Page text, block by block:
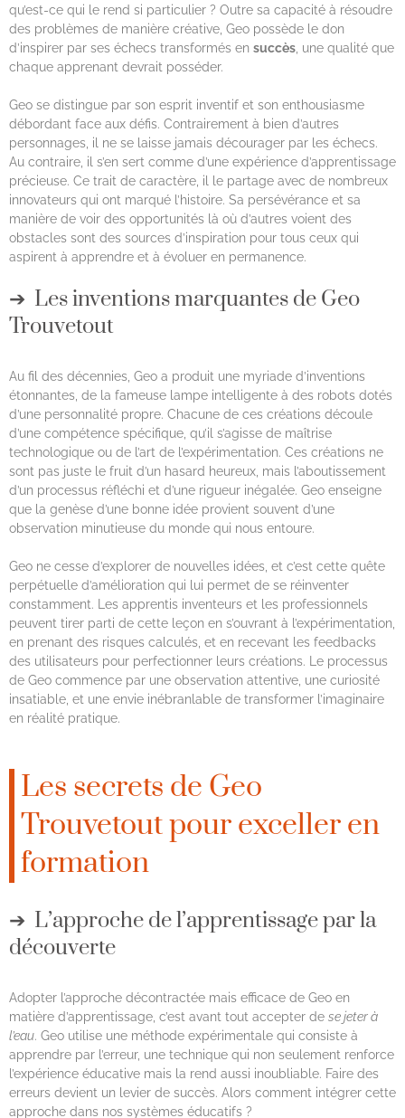
qu’est-ce qui le rend si particulier ? Outre sa capacité à résoudre
des problèmes de manière créative, Geo possède le don
d’inspirer par ses échecs transformés en succès , une qualité que
chaque apprenant devrait posséder.
Geo se distingue par son esprit inventif et son enthousiasme
débordant face aux défis. Contrairement à bien d’autres
personnages, il ne se laisse jamais décourager par les échecs.
Au contraire, il s’en sert comme d’une expérience d’apprentissage
précieuse. Ce trait de caractère, il le partage avec de nombreux
innovateurs qui ont marqué l’histoire. Sa persévérance et sa
manière de voir des opportunités là où d’autres voient des
obstacles sont des sources d’inspiration pour tous ceux qui
aspirent à apprendre et à évoluer en permanence.
Les inventions marquantes de Geo
Trouvetout
Au fil des décennies, Geo a produit une myriade d’inventions
étonnantes, de la fameuse lampe intelligente à des robots dotés
d’une personnalité propre. Chacune de ces créations découle
d’une compétence spécifique, qu’il s’agisse de maîtrise
technologique ou de l’art de l’expérimentation. Ces créations ne
sont pas juste le fruit d’un hasard heureux, mais l’aboutissement
d’un processus réfléchi et d’une rigueur inégalée. Geo enseigne
que la genèse d’une bonne idée provient souvent d’une
observation minutieuse du monde qui nous entoure.
Geo ne cesse d’explorer de nouvelles idées, et c’est cette quête
perpétuelle d’amélioration qui lui permet de se réinventer
constamment. Les apprentis inventeurs et les professionnels
peuvent tirer parti de cette leçon en s’ouvrant à l’expérimentation,
en prenant des risques calculés, et en recevant les feedbacks
des utilisateurs pour perfectionner leurs créations. Le processus
de Geo commence par une observation attentive, une curiosité
insatiable, et une envie inébranlable de transformer l’imaginaire
en réalité pratique.
Les secrets de Geo
Trouvetout pour exceller en
formation
L’approche de l’apprentissage par la
découverte
Adopter l’approche décontractée mais efficace de Geo en
matière d’apprentissage, c’est avant tout accepter de se jeter à
l’eau. Geo utilise une méthode expérimentale qui consiste à
apprendre par l’erreur, une technique qui non seulement renforce
l’expérience éducative mais la rend aussi inoubliable. Faire des
erreurs devient un levier de succès. Alors comment intégrer cette
approche dans nos systèmes éducatifs ?